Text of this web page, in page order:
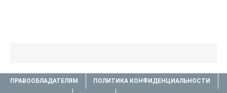
ПРАВООБЛАДАТЕЛЯМ ПОЛИТИКА КОНФИДЕНЦИАЛЬНОСТИ